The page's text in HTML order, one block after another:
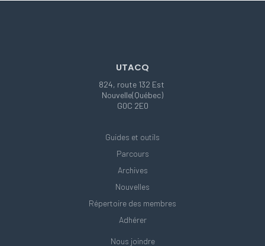
UTACQ
824, route 132 Est
Nouvelle(Québec)
G0C 2E0
Guides et outils
Parcours
Archives
Nouvelles
Répertoire des membres
Adhérer
Nous joindre